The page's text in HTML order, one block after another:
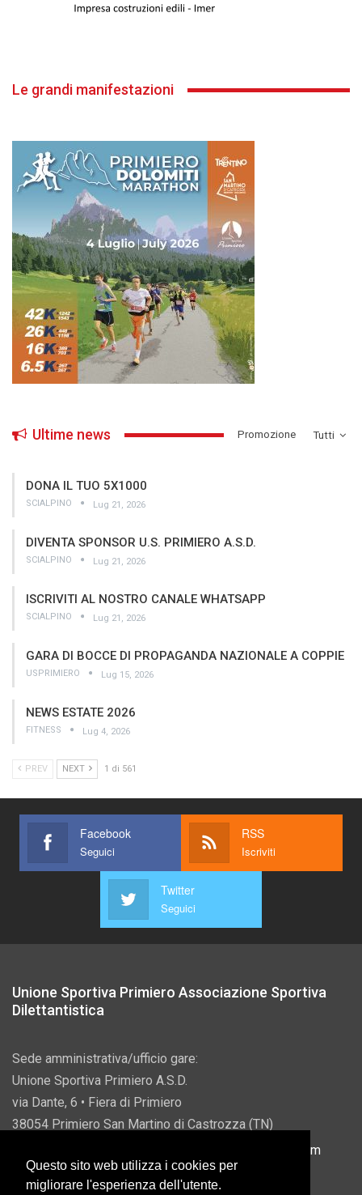
Le grandi manifestazioni
Tutti
Ultime news ­Promozione
DONA IL TUO 5X1000
SCIALPINO Lug 21, 2026
DIVENTA SPONSOR U.S. PRIMIERO A.S.D.
SCIALPINO Lug 21, 2026
ISCRIVITI AL NOSTRO CANALE WHATSAPP
SCIALPINO Lug 21, 2026
GARA DI BOCCE DI PROPAGANDA NAZIONALE A COPPIE
USPRIMIERO Lug 15, 2026
NEWS ESTATE 2026
FITNESS Lug 4, 2026
PREV NEXT 1 di 561
Facebook
Seguici
RSS
Iscriviti
Twitter
Seguici
Unione Sportiva Primiero Associazione Sportiva
Dilettantistica
Sede amministrativa/ufficio gare:
Unione Sportiva Primiero A.S.D.
via Dante, 6 • Fiera di Primiero
38054 Primiero San Martino di Castrozza (TN)
info@usprimiero.com
Questo sito web utilizza i cookies per
migliorare l'esperienza dell'utente.